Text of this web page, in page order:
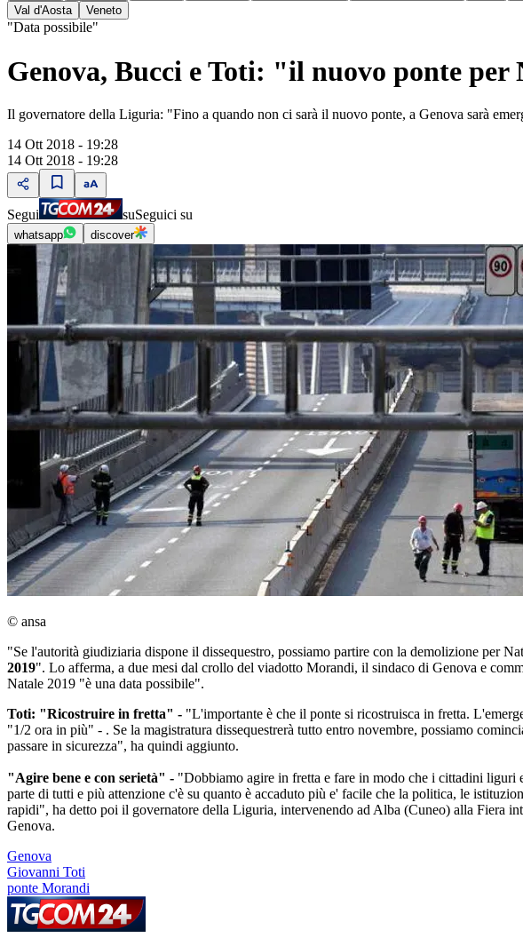
Val d'Aosta
Veneto
"Data possibile"
Genova, Bucci e Toti: "il nuovo ponte per
Il governatore della Liguria: "Fino a quando non ci sarà il nuovo ponte, a Genova sarà
14 Ott 2018 - 19:28
14 Ott 2018 - 19:28
Segui suSeguici su
whatsapp discover
© ansa
"Se l'autorità giudiziaria dispone il dissequestro, possiamo partire con la demolizione per
2019". Lo afferma, a due mesi dal crollo del viadotto Morandi, il sindaco di Genova e
Natale 2019 "è una data possibile".
Toti: "Ricostruire in fretta" - "L'importante è che il ponte si ricostruisca in fretta.
"1/2 ora in più" - . Se la magistratura dissequestrerà tutto entro novembre, possiamo
passare in sicurezza", ha quindi aggiunto.
"Agire bene e con serietà" - "Dobbiamo agire in fretta e fare in modo che i cittadini liguri
parte di tutti e più attenzione c'è su quanto è accaduto più e' facile che la politica, le
rapidi", ha detto poi il governatore della Liguria, intervenendo ad Alba (Cuneo) alla Fiera
Genova.
Genova
Giovanni Toti
ponte Morandi